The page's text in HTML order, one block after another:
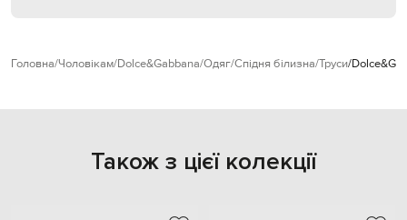
Головна Чоловікам Dolce&Gabbana Одяг Спідня білизна Труси
Також з цієї колекції